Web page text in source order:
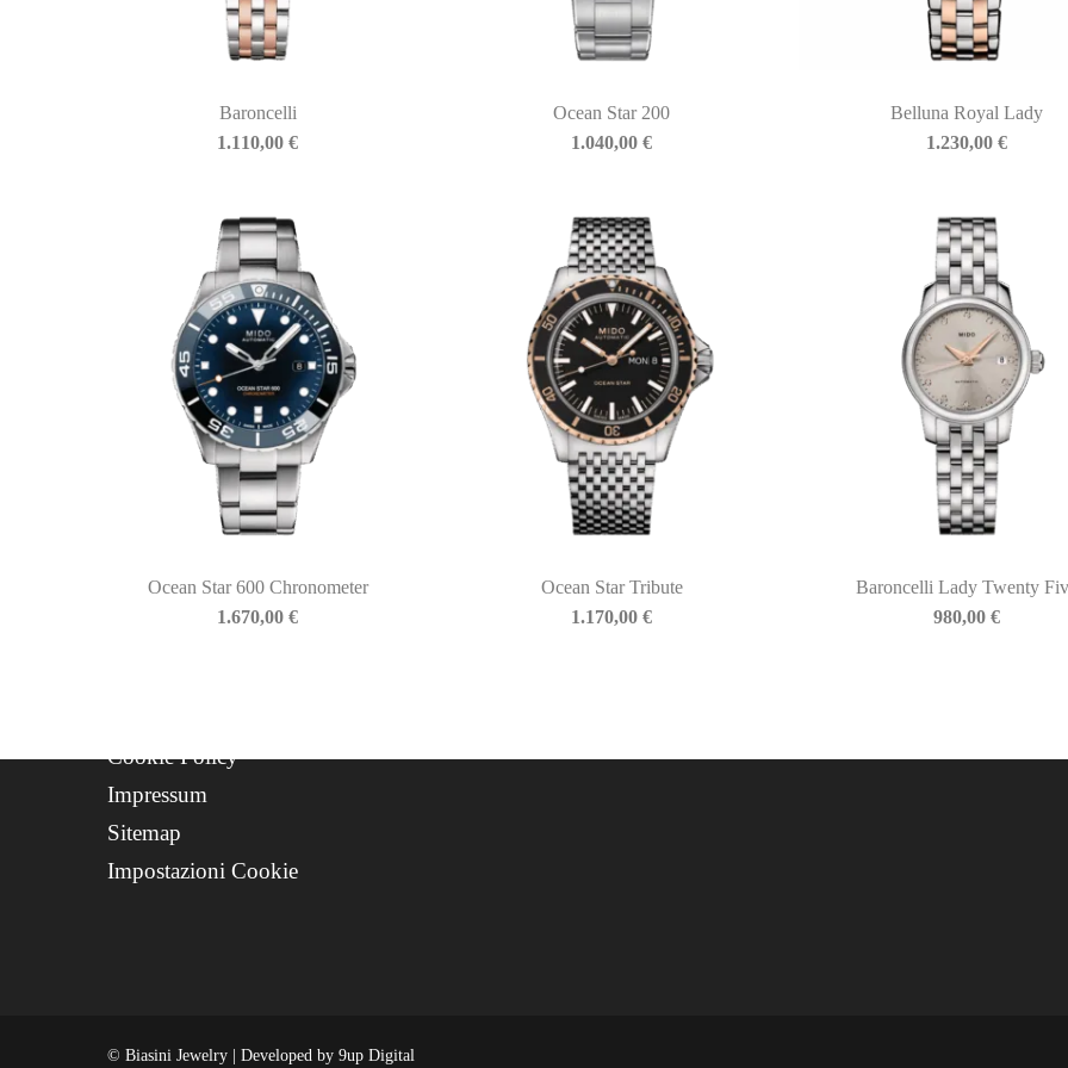
Baroncelli
1.110,00€
Ocean Star 200
1.040,00€
Belluna Royal Lady
1.230,00 €
Ocean Star 600 Chronometer
1.670,00€
Ocean Star Tribute
1.170,00€
Baroncelli Lady Twenty
980,00 €
BIASINI JEWELRY
39012 Merano (BZ) – Italy
Telefono: +39 0473 236173
info@biasinijewelry.it
P.IVA: IT01508870217
QUICKLINKS
Newsletter
WhatsApp Support
Cookie Policy
Impressum
Sitemap
Impostazioni Cookie
© Biasini Jewelry | Developed by 9up Digital